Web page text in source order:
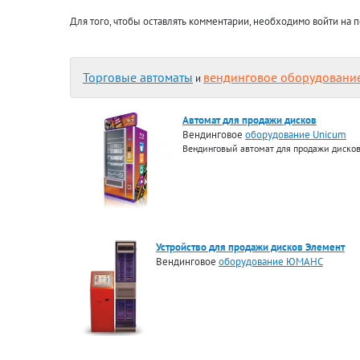
Для того, чтобы оставлять комментарии, необходимо войти на
Торговые автоматы и вендинговое
Автомат для продажи дисков
Вендинговое оборудование Unicum
Вендинговый автомат для продажи дисков
Устройство для продажи дисков Элемент
Вендинговое оборудование ЮМАНС